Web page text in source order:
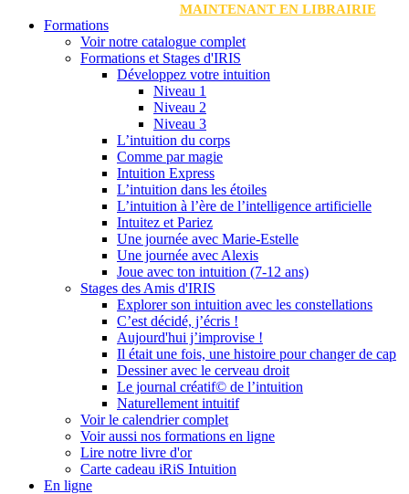
MAINTENANT EN LIBRAIRIE
Formations
Voir notre catalogue complet
Formations et Stages d'IRIS
Développez votre intuition
Niveau 1
Niveau 2
Niveau 3
L’intuition du corps
Comme par magie
Intuition Express
L’intuition dans les étoiles
L’intuition à l’ère de l’intelligence artificielle
Intuitez et Pariez
Une journée avec Marie-Estelle
Une journée avec Alexis
Joue avec ton intuition (7-12 ans)
Stages des Amis d'IRIS
Explorer son intuition avec les constellations
C’est décidé, j’écris !
Aujourd'hui j’improvise !
Il était une fois, une histoire pour changer de cap
Dessiner avec le cerveau droit
Le journal créatif© de l’intuition
Naturellement intuitif
Voir le calendrier complet
Voir aussi nos formations en ligne
Lire notre livre d'or
Carte cadeau iRiS Intuition
En ligne